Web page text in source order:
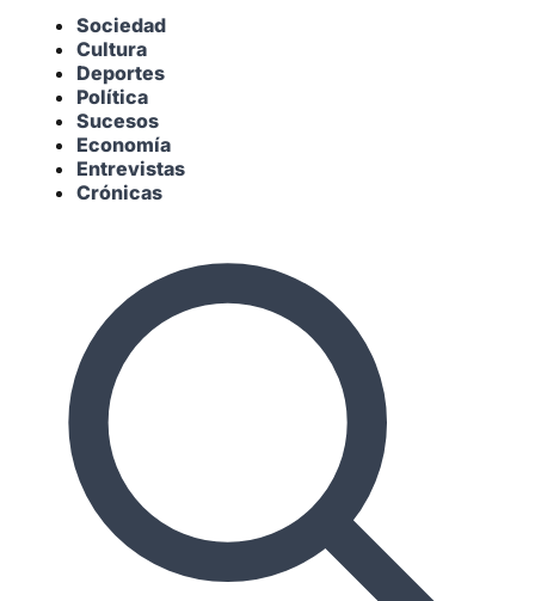
Sociedad
Cultura
Deportes
Política
Sucesos
Economía
Entrevistas
Crónicas